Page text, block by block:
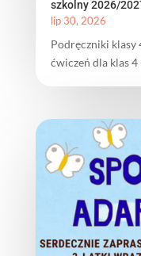
szkolny 2026/
lip 30, 2026
Podręczniki klasy
ćwiczeń dla klas 4